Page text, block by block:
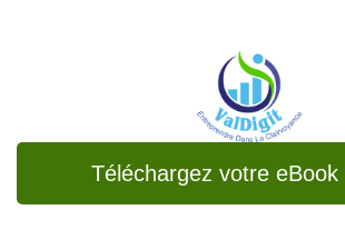
Téléchargez votre eBook